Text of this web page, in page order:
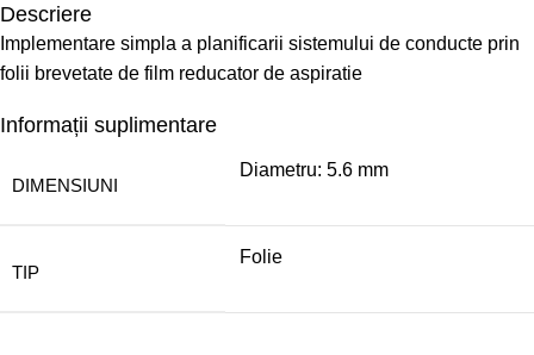
Descriere
Implementare simpla a planificarii sistemului de conducte prin
folii brevetate de film reducator de aspiratie
Informații suplimentare
DIMENSIUNI
Diametru: 5.6 mm
TIP
Folie